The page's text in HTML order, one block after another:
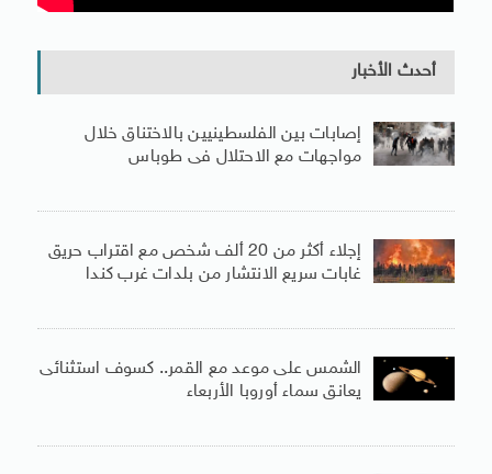
أحدث الأخبار
إصابات بين الفلسطينيين بالاختناق خلال
مواجهات مع الاحتلال فى طوباس
إجلاء أكثر من 20 ألف شخص مع اقتراب حريق
غابات سريع الانتشار من بلدات غرب كندا
الشمس على موعد مع القمر.. كسوف استثنائى
يعانق سماء أوروبا الأربعاء